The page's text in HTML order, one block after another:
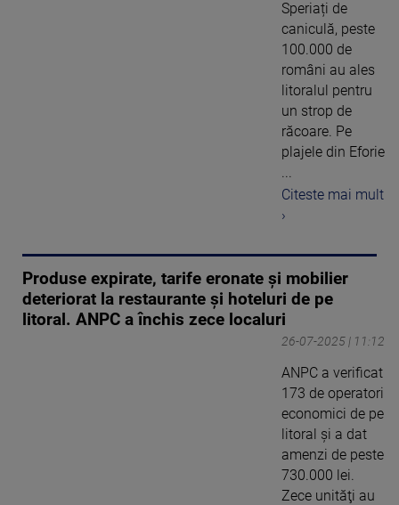
Speriați de
caniculă, peste
100.000 de
români au ales
litoralul pentru
un strop de
răcoare. Pe
plajele din Eforie
...
Citeste mai mult
›
Produse expirate, tarife eronate și mobilier
deteriorat la restaurante și hoteluri de pe
litoral. ANPC a închis zece localuri
26-07-2025 | 11:12
ANPC a verificat
173 de operatori
economici de pe
litoral şi a dat
amenzi de peste
730.000 lei.
Zece unităţi au